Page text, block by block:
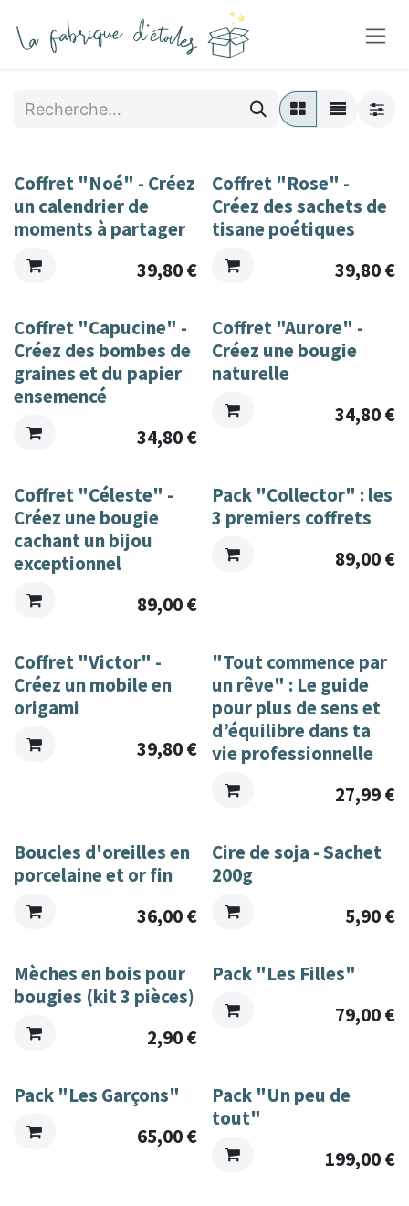
Coffret "Noé" - Créez
un calendrier de
moments à partager
39,80€
Coffret "Rose" -
Créez des sachets de
tisane poétiques
39,80€
Coffret "Capucine" -
Créez des bombes de
graines et du papier
ensemencé
34,80€
Coffret "Aurore" -
Créez une bougie
naturelle
34,80€
Nouveau!
Coffret "Céleste" -
Créez une bougie
cachant un bijou
exceptionnel
89,00€
Pack "Collector" : les
3 premiers coffrets
89,00€
Coffret "Victor" -
Créez un mobile en
origami
39,80€
"Tout commence par
un rêve" : Le guide
pour plus de sens et
d’équilibre dans ta
vie professionnelle
27,99€
Boucles d'oreilles en
porcelaine et or fin
36,00€
Cire de soja - Sachet
200g
5,90€
Mèches en bois pour
bougies (kit 3 pièces)
2,90€
Pack "Les Filles"
79,00€
Pack "Les Garçons"
65,00€
Pack "Un peu de
tout"
199,00€